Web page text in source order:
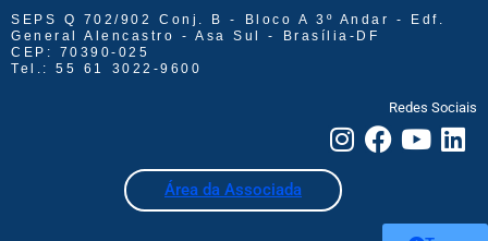
SEPS Q 702/902 Conj. B - Bloco A 3º Andar - Edf.
General Alencastro - Asa Sul - Brasília-DF
CEP: 70390-025
Tel.: 55 61 3022-9600
Redes Sociais
Área da Associada